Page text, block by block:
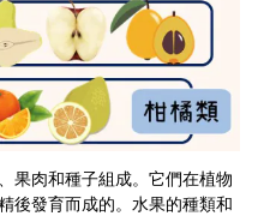
果肉和種子組成。它們在植物
後發育而成的。水果的種類和